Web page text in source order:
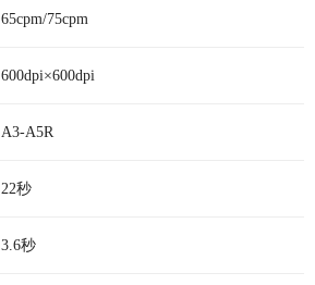
65cpm/75cpm
600dpi×600dpi
A3-A5R
22秒
3.6秒